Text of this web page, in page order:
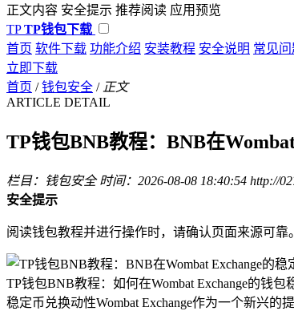
正文内容 安全提示 推荐阅读 应用预览
TP TP钱包下载
首页 软件下载 功能介绍 安装教程 安全说明 常见问
立即下载
首页 / 钱包安全 / 正文
ARTICLE DETAIL
TP钱包BNB教程：BNB在
栏目：钱包安全 时间：2026-08-08 18:40:54 http://
安全提示
阅读钱包教程并进行操作时，请确认页面来源可
TP钱包BNB教程：如何在Wombat Exchange的钱
稳定币兑换动性Wombat Exchange作为一个新兴